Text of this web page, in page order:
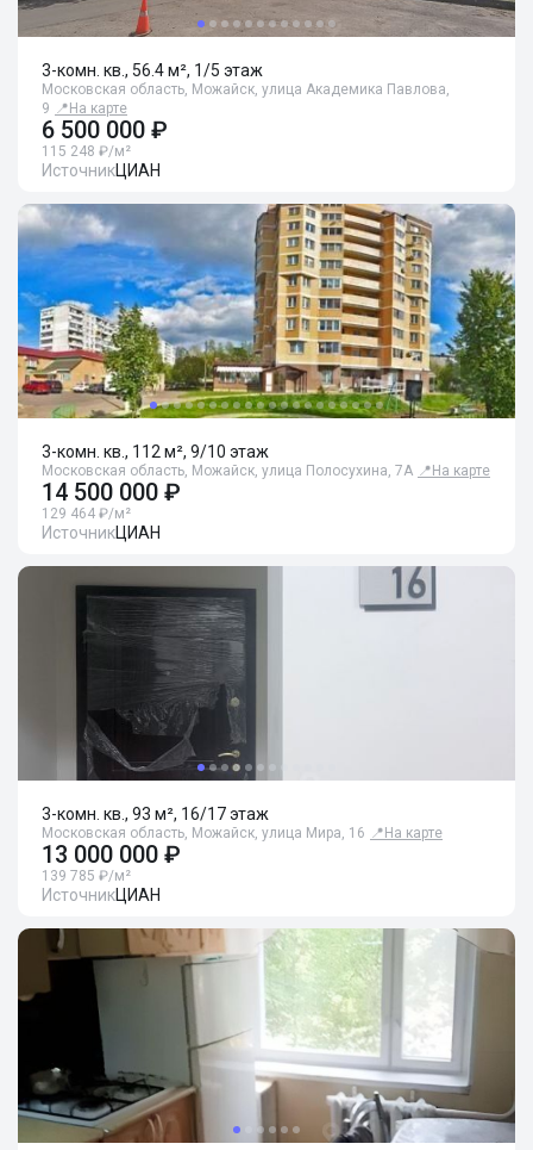
3-комн. кв., 56.4 м², 1/5 этаж
Московская область, Можайск, улица Академика Павлова,
9 📍 На карте
6 500 000 ₽
115 248 ₽/м²
ИсточникЦИАН
3-комн. кв., 112 м², 9/10 этаж
Московская область, Можайск, улица Полосухина, 7А 📍 На карте
14 500 000 ₽
129 464 ₽/м²
ИсточникЦИАН
3-комн. кв., 93 м², 16/17 этаж
Московская область, Можайск, улица Мира, 16 📍 На карте
13 000 000 ₽
139 785 ₽/м²
ИсточникЦИАН